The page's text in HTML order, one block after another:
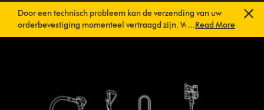
Door een technisch probleem kan de verzending van uw
orderbevestiging momenteel vertraagd zijn. We werken al
aan een snelle oplossing.U hoeft verder niets te doen. Uw
...Read More